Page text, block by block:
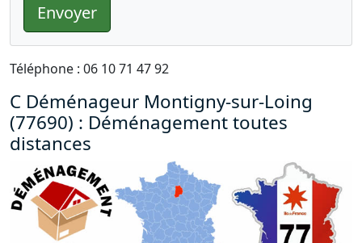
Envoyer
Téléphone : 06 10 71 47 92
C Déménageur Montigny-sur-Loing
(77690) : Déménagement toutes
distances